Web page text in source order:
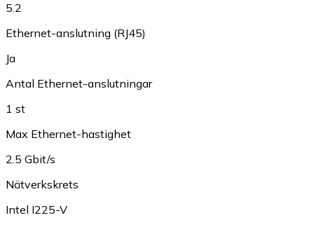
5.2
Ethernet-anslutning (RJ45)
Ja
Antal Ethernet-anslutningar
1 st
Max Ethernet-hastighet
2.5 Gbit/s
Nätverkskrets
Intel I225-V